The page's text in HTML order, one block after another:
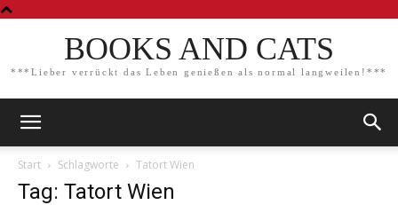
BOOKS AND CATS
***Lieber verrückt das Leben genießen als normal langweilen!***
Start Schlagworte Tatort Wien
Tag: Tatort Wien